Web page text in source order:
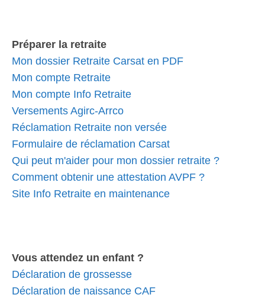
Préparer la retraite
Mon dossier Retraite Carsat en PDF
Mon compte Retraite
Mon compte Info Retraite
Versements Agirc-Arrco
Réclamation Retraite non versée
Formulaire de réclamation Carsat
Qui peut m'aider pour mon dossier retraite ?
Comment obtenir une attestation AVPF ?
Site Info Retraite en maintenance
Vous attendez un enfant ?
Déclaration de grossesse
Déclaration de naissance CAF